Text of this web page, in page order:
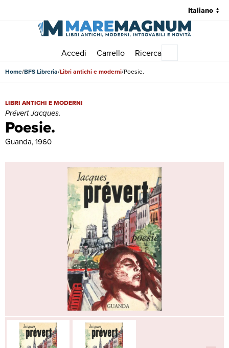
Accedi Carrello Ricerca
Home BFS Libreria Libri antichi e moderni Poesie.
Poesie.
Poesie. | Libri antichi e moderni | Prévert Jacques.
LIBRI ANTICHI E MODERNI
Prévert Jacques.
Guanda, 1960